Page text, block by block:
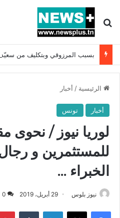
بحث عن
الرئيسية / أخبار
أخبار تونس
لوريا نيوز / نحوى
للمستثمرين و
الخبراء …
نيوز بلوس 29 أبريل، 2019 0
فيسبوك X لينكدإن